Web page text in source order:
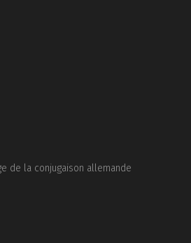
de la conjugaison allemande